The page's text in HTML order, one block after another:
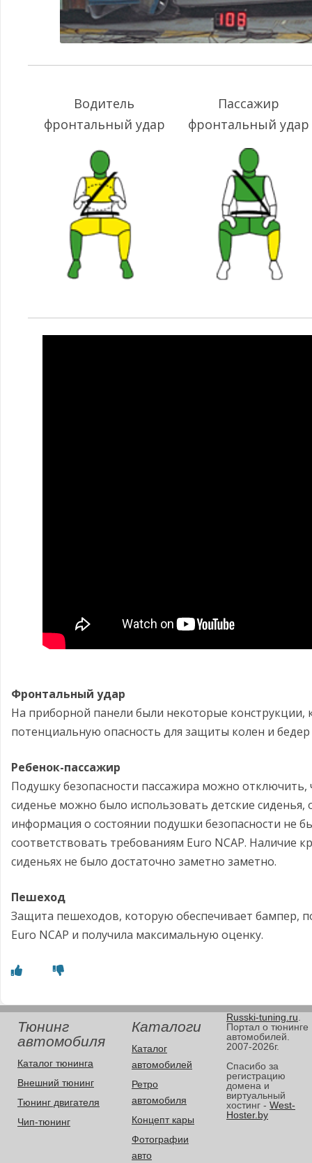
Водитель
фронтальный удар
Пассажир
фронтальный удар
Фронтальный удар
На приборной панели были некоторые конструкции,
потенциальную опасность для защиты колен и
Ребенок-пассажир
Подушку безопасности пассажира можно
сиденье можно было использовать детские
информация о состоянии подушки безопасности не
соответствовать требованиям Euro NCAP. Наличие
сиденьях не было достаточно заметно заметно.
Пешеход
Защита пешеходов, которую обеспечивает бампер,
Euro NCAP и получила максимальную оценку.
Тюнинг
автомобиля
Каталог тюнинга
Внешний тюнинг
Тюнинг двигателя
Чип-тюнинг
Каталоги
Каталог
автомобилей
Ретро
автомобиля
Концепт кары
Фотографии
авто
Russki-tuning.ru
Портал о тюнинге
автомобилей.
2007-2026г.
Спасибо за
регистрацию
домена и
виртуальный
хостинг - West-
Hoster.by